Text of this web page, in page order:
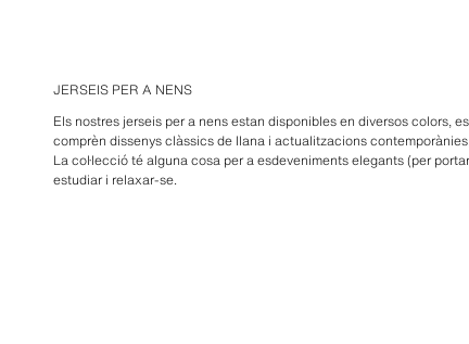
JERSEIS PER A NENS
Els nostres jerseis per a nens estan disponibles en diversos colors,
comprèn dissenys clàssics de llana i actualitzacions
La col·lecció té alguna cosa per a esdeveniments elegants (per
estudiar i relaxar-se.